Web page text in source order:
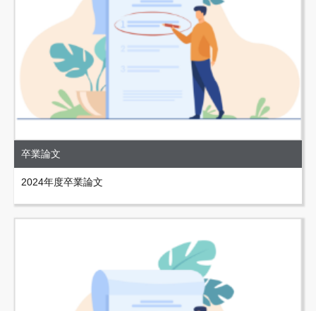
卒業論文
2024年度卒業論文